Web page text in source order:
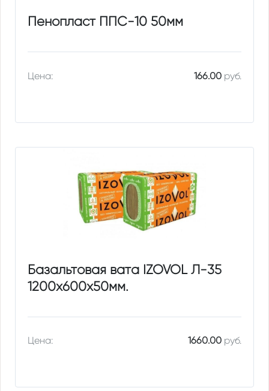
Пенопласт ППС-10 50мм
Цена: 166.00руб.
Базальтовая вата IZOVOL Л-35
1200х600х50мм.
Цена: 1660.00руб.